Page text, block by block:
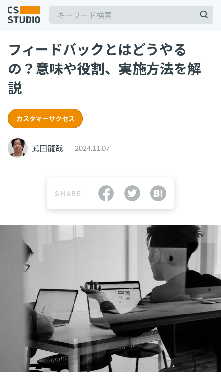
コンサル・トレーニング
CS人材育成プログラム
運用代行・人材派遣
カスタマーサクセス人材派遣・常駐
カスタマーサクセスBPO
BPaaS​
カスタマーサポート代行
多言語カスタマーサポート対応
CSツール導入・運用支援
ツール選定・運用支援
Zendesk導入支援
フィードバックとはどうやる
の？意味や役割、実施方法を解
説
カスタマーサクセス
武田龍哉 2024.11.07
SHARE